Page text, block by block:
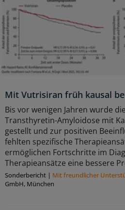
Mit Vutrisiran früh kausal
Bis vor wenigen Jahren wurde
Transthyretin-Amyloidose mit
gestellt und zur positiven
fehlten spezifische
ermöglichen Fortschritte im
Therapieansätze eine bessere
Sonderbericht | Mit freundlicher
GmbH, München